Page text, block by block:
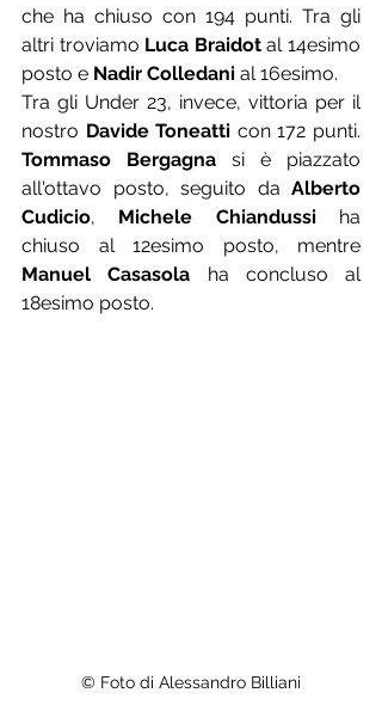
che ha chiuso con 194 punti. Tra gli
altri troviamo Luca Braidot al 14esimo
posto e Nadir Colledani al 16esimo.
Tra gli Under 23, invece, vittoria per il
nostro Davide Toneatti
Tommaso Bergagna si è piazzato
all'ottavo posto, seguito da Alberto
Cudicio, Michele Chiandussi ha
Manuel Casasola ha concluso al
18esimo posto.
© Foto di Alessandro Billiani